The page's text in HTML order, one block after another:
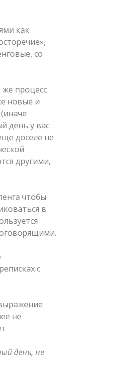
как
со
же процесс
новые и
день у вас
доселе не
другими,
чтобы
в
с
не
день, не